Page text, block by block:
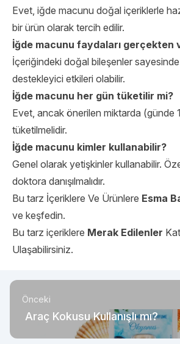
Evet, iğde macunu doğal içeriklerle
bir ürün olarak tercih edilir.
İğde macunu faydaları gerçekten
İçeriğindeki doğal bileşenler sayesinde
destekleyici etkileri olabilir.
İğde macunu her gün tüketilir mi?
Evet, ancak önerilen miktarda (günde 1
tüketilmelidir.
İğde macunu kimler kullanabilir?
Genel olarak yetişkinler kullanabilir.
doktora danışılmalıdır.
Bu tarz İçeriklere Ve Ürünlere Esma
ve keşfedin.
Bu tarz içeriklere Merak Edilenler
Ulaşabilirsiniz.
Önceki
Araç Kokusu Kullanışlı mı?